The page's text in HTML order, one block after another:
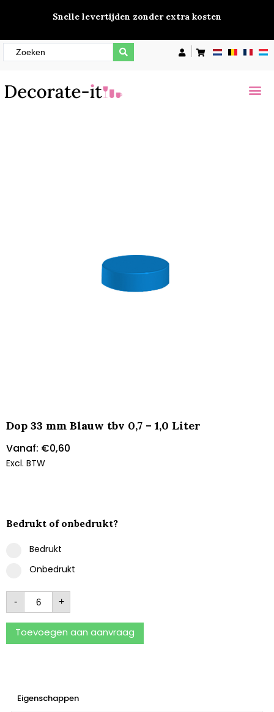
Dop 33 mm Blauw tbv 0,7 – 1,0 Liter
Vanaf: €0,60
Excl. BTW
Bedrukt of onbedrukt?
Bedrukt
Onbedrukt
- +
Toevoegen aan aanvraag
Eigenschappen